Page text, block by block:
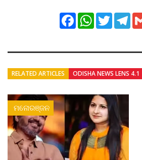
FacebookWhatsApp
Twitter
RELATED ARTICLES ODISHA NEWS LENS 4.1
ମନୋରଞ୍ଜନ